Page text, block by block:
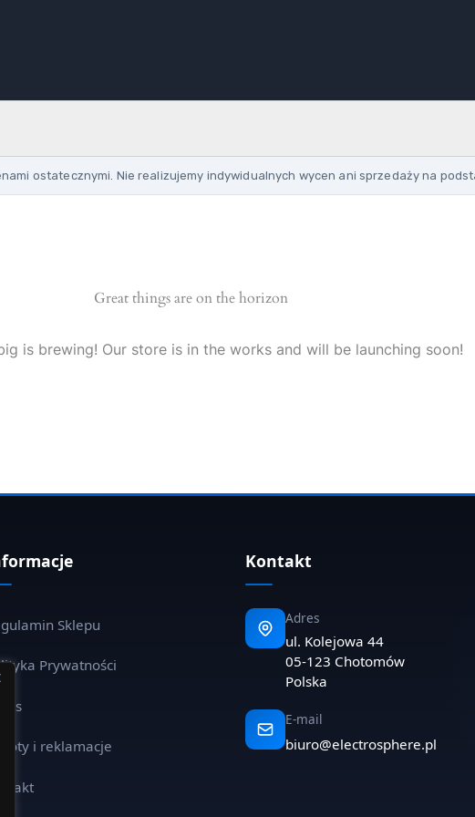
ostatecznymi. Nie realizujemy indywidualnych wycen ani sprzedaży na
Great things are on the horizon
is brewing! Our store is in the works and will be launching soon!
Sklepu
Prywatności
nas
i reklamacje
Kontakt
Adres
ul. Kolejowa 44
05-123 Chotomów
Polska
E-mail
biuro@electrosphere.pl